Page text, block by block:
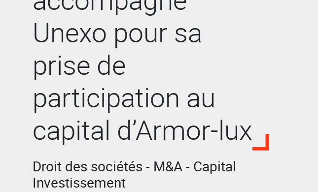
Unexo pour sa
prise de
participation au
capital d’Armor-lux
Droit des sociétés - M&A - Capital
Investissement